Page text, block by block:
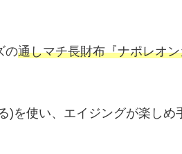
の通しマチ長財布『ナポレオ
)を使い、エイジングが楽しめ